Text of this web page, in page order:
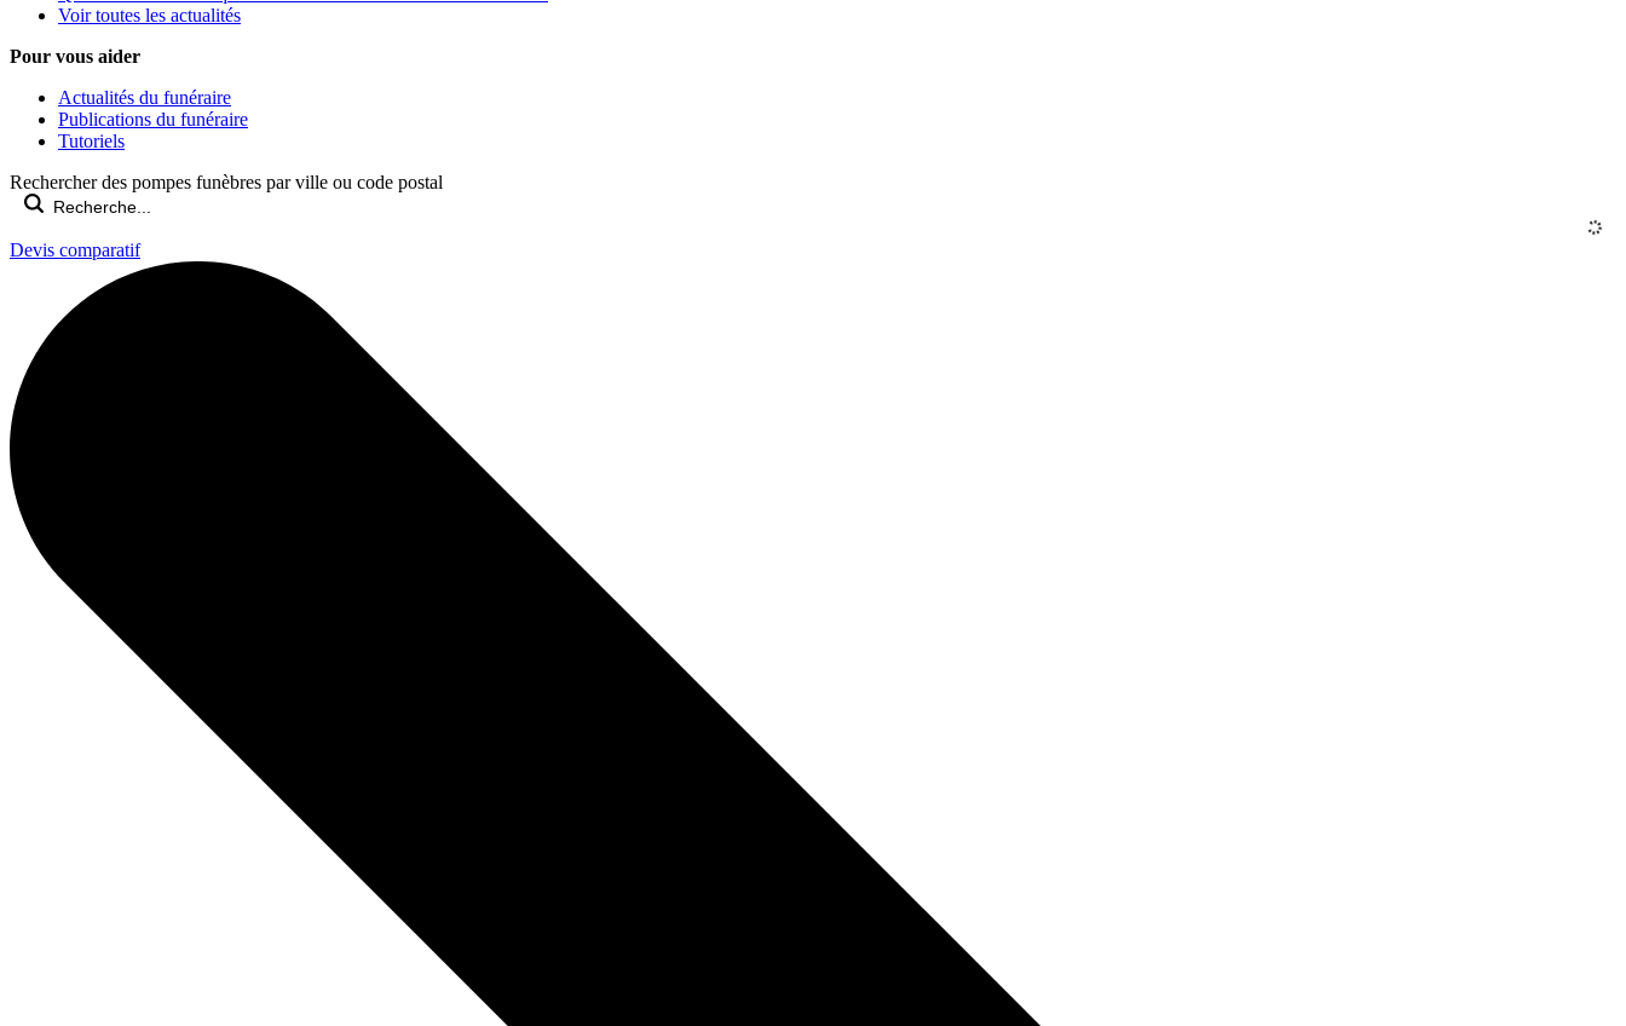
Voir toutes les actualités
Pour vous aider
Actualités du funéraire
Publications du funéraire
Tutoriels
Rechercher des pompes funèbres par ville ou code postal
Devis comparatif